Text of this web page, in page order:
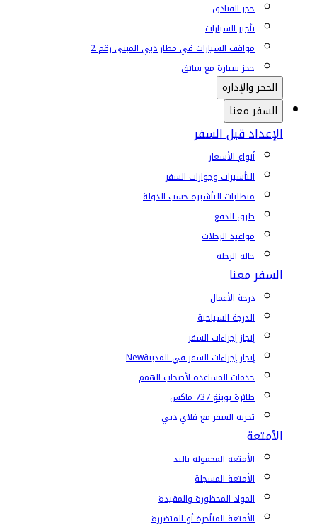
حجز الفنادق
تأجير السيارات
مواقف السيارات في مطار دبي المبنى رقم 2
حجز سيارة مع سائق
الحجز والإدارة
السفر معنا
الإعداد قبل السفر
أنواع الأسعار
التأشيرات وجوازات السفر
متطلبات التأشيرة حسب الدولة
طرق الدفع
مواعيد الرحلات
حالة الرحلة
السفر معنا
درجة الأعمال
الدرجة السياحية
إنجاز إجراءات السفر
إنجاز إجراءات السفر في المدينةNew
خدمات المساعدة لأصحاب الهمم
طائرة بوينغ 737 ماكس
تجربة السفر مع فلاي دبي
الأمتعة
الأمتعة المحمولة باليد
الأمتعة المسجلة
المواد المحظورة والمقيدة
الأمتعة المتأخرة أو المتضررة